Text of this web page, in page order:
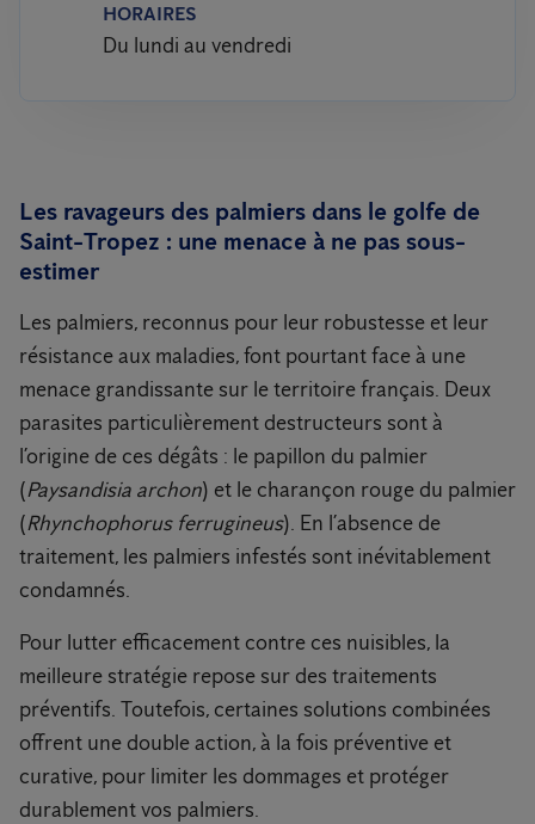
HORAIRES
Du lundi au vendredi
Les ravageurs des palmiers dans le golfe de
Saint-Tropez : une menace à ne pas sous-
estimer
Les palmiers, reconnus pour leur robustesse et leur
résistance aux maladies, font pourtant face à une
menace grandissante sur le territoire français. Deux
parasites particulièrement destructeurs sont à
l’origine de ces dégâts : le papillon du palmier
(Paysandisia archon) et le charançon rouge du palmier
(Rhynchophorus ferrugineus). En l’absence de
traitement, les palmiers infestés sont inévitablement
condamnés.
Pour lutter efficacement contre ces nuisibles, la
meilleure stratégie repose sur des traitements
préventifs. Toutefois, certaines solutions combinées
offrent une double action, à la fois préventive et
curative, pour limiter les dommages et protéger
durablement vos palmiers.